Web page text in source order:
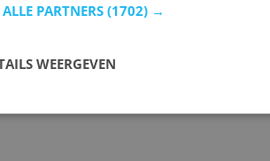
gehouden van de laatste gebeurtenissen.
PARTNERS (1702) →
WEERGEVEN